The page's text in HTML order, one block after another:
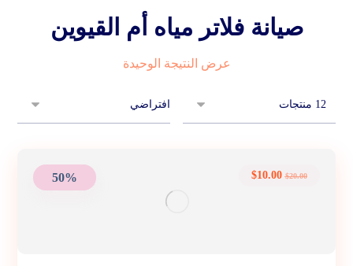
صيانة فلاتر مياه أم القيوين
عرض النتيجة الوحيدة
50% $20.00
$10.00